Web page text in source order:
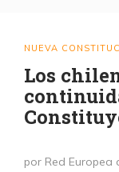
NUEVA
Los
por Red Europea